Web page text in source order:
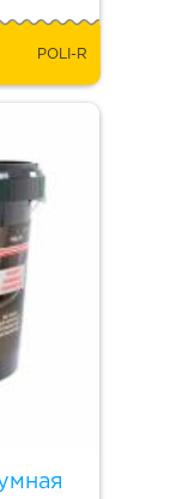
POLI-R